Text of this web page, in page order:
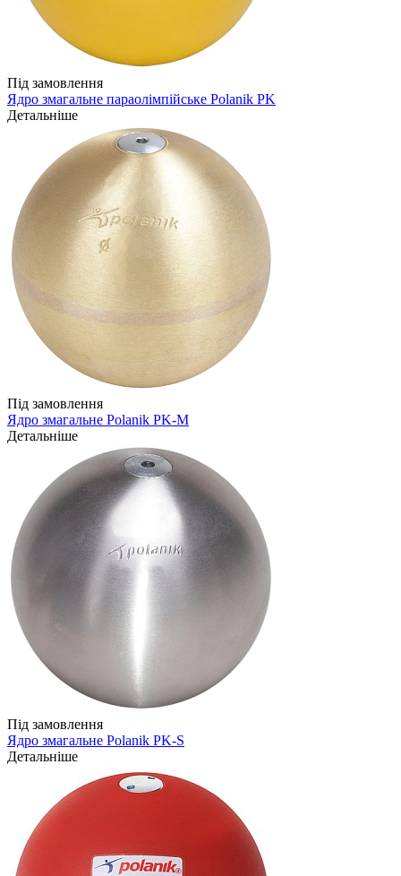
Під замовлення
Ядро змагальне параолімпійське Polanik PK
Детальніше
Під замовлення
Ядро змагальне Polanik PK-M
Детальніше
Під замовлення
Ядро змагальне Polanik PK-S
Детальніше